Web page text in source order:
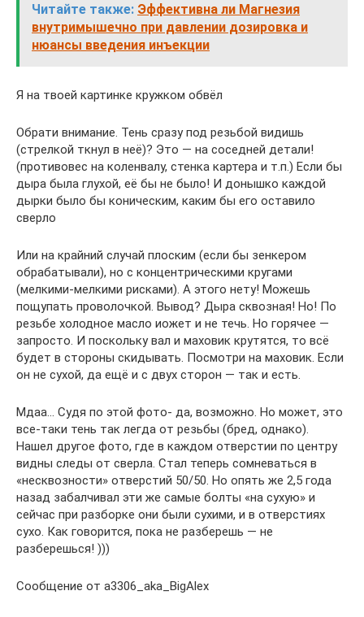
Читайте также: Эффективна ли Магнезия
внутримышечно при давлении дозировка и
нюансы введения инъекции
Я на твоей картинке кружком обвёл
Обрати внимание. Тень сразу под резьбой видишь
(стрелкой ткнул в неё)? Это — на соседней детали!
(противовес на коленвалу, стенка картера и т.п.) Если бы
дыра была глухой, её бы не было! И донышко каждой
дырки было бы коническим, каким бы его оставило
сверло
Или на крайний случай плоским (если бы зенкером
обрабатывали), но с концентрическими кругами
(мелкими-мелкими рисками). А этого нету! Можешь
пощупать проволочкой. Вывод? Дыра сквозная! Но! По
резьбе холодное масло иожет и не течь. Но горячее —
запросто. И поскольку вал и маховик крутятся, то всё
будет в стороны скидывать. Посмотри на маховик. Если
он не сухой, да ещё и с двух сторон — так и есть.
Мдаа… Судя по этой фото- да, возможно. Но может, это
все-таки тень так легда от резьбы (бред, однако).
Нашел другое фото, где в каждом отверстии по центру
видны следы от сверла. Стал теперь сомневаться в
«несквозности» отверстий 50/50. Но опять же 2,5 года
назад забалчивал эти же самые болты «на сухую» и
сейчас при разборке они были сухими, и в отверстиях
сухо. Как говорится, пока не разберешь — не
разберешься! )))
Сообщение от a3306_aka_BigAlex